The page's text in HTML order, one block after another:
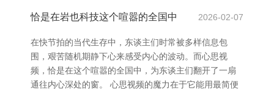
恰是在岩也科技这个喧嚣的全国中 2026-02-07
在快节拍的当代生存中，东谈主们时常被多样信息包
围，艰苦随机期静下心来感受内心的波动。而心思视
频，恰是在这个喧嚣的全国中，为东谈主们翻开了一扇
通往内心深处的窗。 心思视频的魔力在于它能用最简便